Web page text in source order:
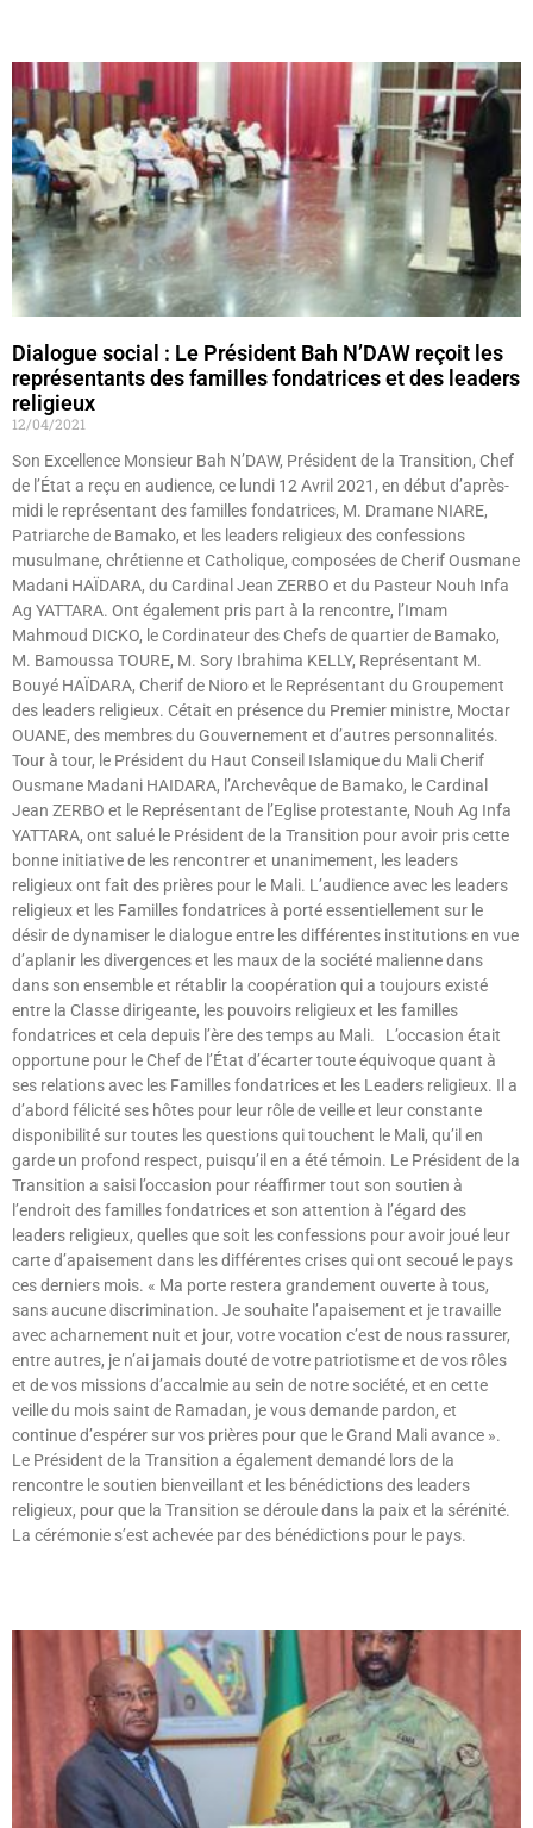
Dialogue social : Le Président Bah N’DAW reçoit les
représentants des familles fondatrices et des leaders
religieux
12/04/2021
Son Excellence Monsieur Bah N’DAW, Président de la Transition, Chef
de l’État a reçu en audience, ce lundi 12 Avril 2021, en début d’après-
midi le représentant des familles fondatrices, M. Dramane NIARE,
Patriarche de Bamako, et les leaders religieux des confessions
musulmane, chrétienne et Catholique, composées de Cherif Ousmane
Madani HAÏDARA, du Cardinal Jean ZERBO et du Pasteur Nouh Infa
Ag YATTARA. Ont également pris part à la rencontre, l’Imam
Mahmoud DICKO, le Cordinateur des Chefs de quartier de Bamako,
M. Bamoussa TOURE, M. Sory Ibrahima KELLY, Représentant M.
Bouyé HAÏDARA, Cherif de Nioro et le Représentant du Groupement
des leaders religieux. Cétait en présence du Premier ministre, Moctar
OUANE, des membres du Gouvernement et d’autres personnalités.
Tour à tour, le Président du Haut Conseil Islamique du Mali Cherif
Ousmane Madani HAIDARA, l’Archevêque de Bamako, le Cardinal
Jean ZERBO et le Représentant de l’Eglise protestante, Nouh Ag Infa
YATTARA, ont salué le Président de la Transition pour avoir pris cette
bonne initiative de les rencontrer et unanimement, les leaders
religieux ont fait des prières pour le Mali. L’audience avec les leaders
religieux et les Familles fondatrices à porté essentiellement sur le
désir de dynamiser le dialogue entre les différentes institutions en vue
d’aplanir les divergences et les maux de la société malienne dans
dans son ensemble et rétablir la coopération qui a toujours existé
entre la Classe dirigeante, les pouvoirs religieux et les familles
fondatrices et cela depuis l’ère des temps au Mali. L’occasion était
opportune pour le Chef de l’État d’écarter toute équivoque quant à
ses relations avec les Familles fondatrices et les Leaders religieux. Il a
d’abord félicité ses hôtes pour leur rôle de veille et leur constante
disponibilité sur toutes les questions qui touchent le Mali, qu’il en
garde un profond respect, puisqu’il en a été témoin. Le Président de la
Transition a saisi l’occasion pour réaffirmer tout son soutien à
l’endroit des familles fondatrices et son attention à l’égard des
leaders religieux, quelles que soit les confessions pour avoir joué leur
carte d’apaisement dans les différentes crises qui ont secoué le pays
ces derniers mois. « Ma porte restera grandement ouverte à tous,
sans aucune discrimination. Je souhaite l’apaisement et je travaille
avec acharnement nuit et jour, votre vocation c’est de nous rassurer,
entre autres, je n’ai jamais douté de votre patriotisme et de vos rôles
et de vos missions d’accalmie au sein de notre société, et en cette
veille du mois saint de Ramadan, je vous demande pardon, et
continue d’espérer sur vos prières pour que le Grand Mali avance ».
Le Président de la Transition a également demandé lors de la
rencontre le soutien bienveillant et les bénédictions des leaders
religieux, pour que la Transition se déroule dans la paix et la sérénité.
La cérémonie s’est achevée par des bénédictions pour le pays.